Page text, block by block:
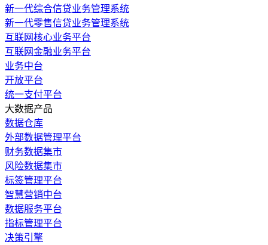
新一代综合信贷业务管理系统
新一代零售信贷业务管理系统
互联网核心业务平台
互联网金融业务平台
业务中台
开放平台
统一支付平台
大数据产品
数据仓库
外部数据管理平台
财务数据集市
风险数据集市
标签管理平台
智慧营销中台
数据服务平台
指标管理平台
决策引擎